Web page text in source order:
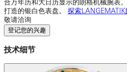
合万年历和大日历显示的朗格机械腕表
打造的银白色表盘。 探索
敬请洽询
登记您的兴趣
技术细节